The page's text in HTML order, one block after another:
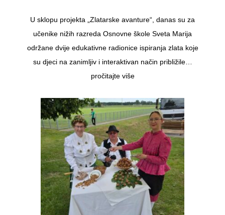
U sklopu projekta „Zlatarske avanture“, danas su za
učenike nižih razreda Osnovne škole Sveta Marija
održane dvije edukativne radionice ispiranja zlata koje
su djeci na zanimljiv i interaktivan način približile…
pročitajte više